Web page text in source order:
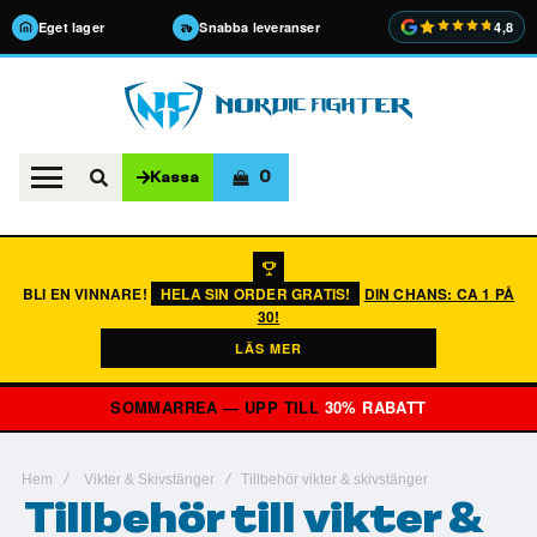
Eget lager Snabba leveranser 4,8
Kassa 0
BLI EN VINNARE! HELA SIN ORDER GRATIS!
DIN CHANS: CA 1 PÅ
30!
LÄS MER
SOMMARREA — UPP TILL 30% RABATT
Hem Vikter & Skivstänger Tillbehör vikter & skivstänger
Tillbehör till vikter &